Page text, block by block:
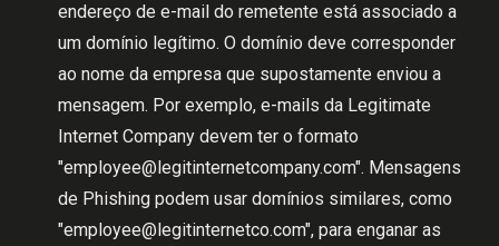
endereço de e-mail do remetente está associado a
um domínio legítimo. O domínio deve corresponder
ao nome da empresa que supostamente enviou a
mensagem. Por exemplo, e-mails da Legitimate
Internet Company devem ter o formato
"employee@legitinternetcompany.com". Mensagens
de Phishing podem usar domínios similares, como
"employee@legitinternetco.com", para enganar as